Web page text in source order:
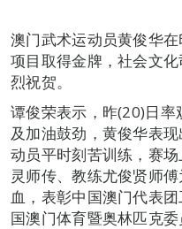
澳门武术运动员黄俊华
项目取得金牌，社会文
烈祝贺。
谭俊荣表示，昨(20)日
及加油鼓劲，黄俊华表
动员平时刻苦训练，赛
灵师传、教练尤俊贤师
血，表彰中国澳门代表
国澳门体育暨奥林匹克委